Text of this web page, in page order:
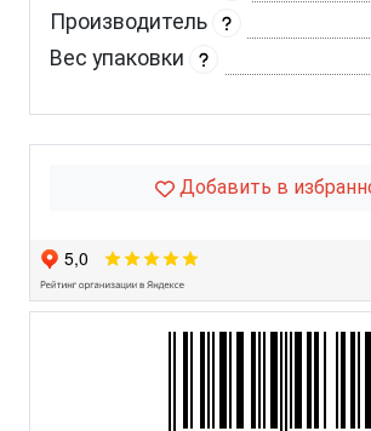
Производитель
Вес упаковки
Добавить в